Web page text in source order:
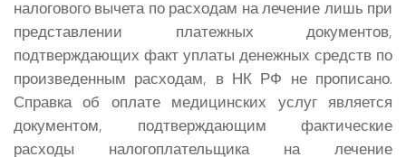
налогового вычета по расходам на лечение лишь при
представлении платежных документов,
подтверждающих факт уплаты денежных средств по
произведенным расходам, в НК РФ не прописано.
Справка об оплате медицинских услуг является
документом, подтверждающим фактические
расходы налогоплательщика на лечение